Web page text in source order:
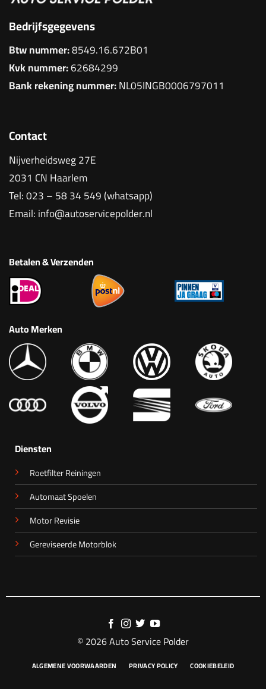
Bedrijfsgegevens
Btw nummer:8549.16.672B01
Kvk nummer:62684299
Bank rekening nummer:NL05INGB0006797011
Contact
Nijverheidsweg 27E
2031 CN Haarlem
Tel:023 – 58 34 549 (whatsapp)
Email:info@autoservicepolder.nl
Betalen & Verzenden
Auto Merken
Diensten
Roetfilter Reiningen
Automaat Spoelen
Motor Revisie
Gereviseerde Motorblok
© 2026 Auto Service Polder
ALGEMENE VOORWAARDEN PRIVACY POLICY COOKIEBELEID